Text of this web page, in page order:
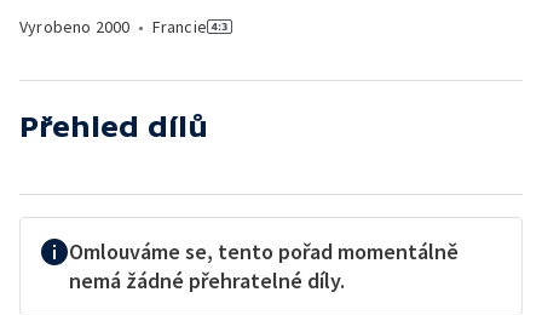
Vyrobeno 2000 • Francie
Přehled dílů
Omlouváme se, tento pořad momentálně
nemá žádné přehratelné díly.